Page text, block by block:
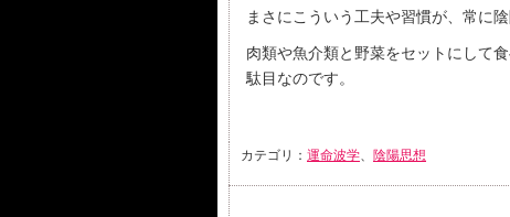
まさにこういう工夫や習慣が、常に
肉類や魚介類と野菜をセットにして
駄目なのです。
カテゴリ： 運命波学、 陰陽思想